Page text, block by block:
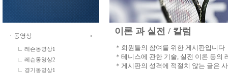
ㆍ동영상
레슨동영상1
레슨동영상2
경기동영상1
이론 과 실전 / 칼럼
＊회원들의 참여를 위한 게시판입니다
＊테니스에 관한 기술, 실전 이론 등의
＊게시판의 성격에 적절치 않는 글은